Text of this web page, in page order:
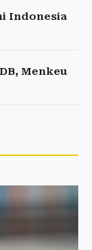
Indonesia
Menkeu